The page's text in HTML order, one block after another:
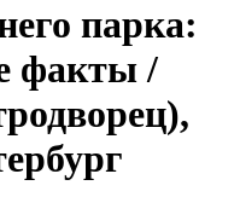
парка:
факты /